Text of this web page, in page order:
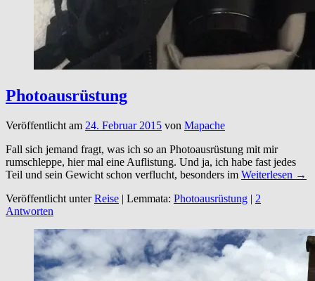
Photoausrüstung
Veröffentlicht am 24. Februar 2015 von Mapache
Fall sich jemand fragt, was ich so an Photoausrüstung mit mir
rumschleppe, hier mal eine Auflistung. Und ja, ich habe fast jedes
Teil und sein Gewicht schon verflucht, besonders im Weiterlesen →
Veröffentlicht unterReise | Lemmata: Photoausrüstung | 2
Antworten